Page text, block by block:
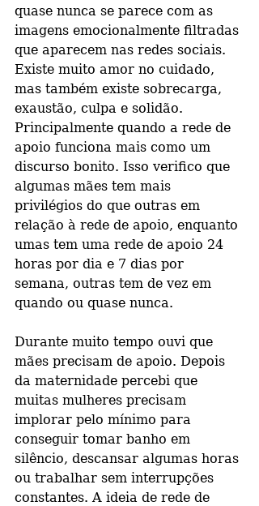
quase nunca se parece com as
imagens emocionalmente filtradas
que aparecem nas redes sociais.
Existe muito amor no cuidado,
mas também existe sobrecarga,
exaustão, culpa e solidão.
Principalmente quando a rede de
apoio funciona mais como um
discurso bonito. Isso verifico que
algumas mães tem mais
privilégios do que outras em
relação à rede de apoio, enquanto
umas tem uma rede de apoio 24
horas por dia e 7 dias por
semana, outras tem de vez em
quando ou quase nunca.
Durante muito tempo ouvi que
mães precisam de apoio. Depois
da maternidade percebi que
muitas mulheres precisam
implorar pelo mínimo para
conseguir tomar banho em
silêncio, descansar algumas horas
ou trabalhar sem interrupções
constantes. A ideia de rede de